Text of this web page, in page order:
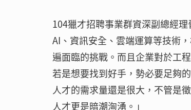
104獵才招聘事業群資深副總經
AI、資訊安全、雲端運算等技術
遍面臨的挑戰。而且企業對於工
若是想要找到好手，勢必要足夠
人才的需求量還是很大，不管是
人才更是暗潮洶湧。」